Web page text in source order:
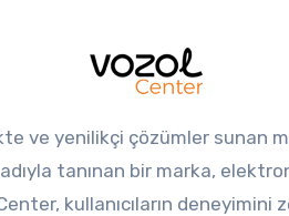
ve yenilikçi çözümler sunan
tanınan bir marka,
kullanıcıların